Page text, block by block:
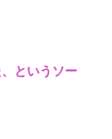
というソー